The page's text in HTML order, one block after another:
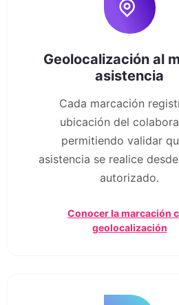
Geolocalización al
asistencia
Cada marcación
ubicación del
permitiendo validar
asistencia se realice
autorizado.
Conocer la marcación
geolocalización